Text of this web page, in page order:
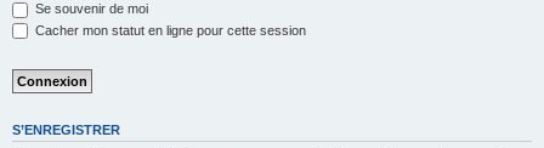
Se souvenir de moi
Cacher mon statut en ligne pour cette session
S’ENREGISTRER